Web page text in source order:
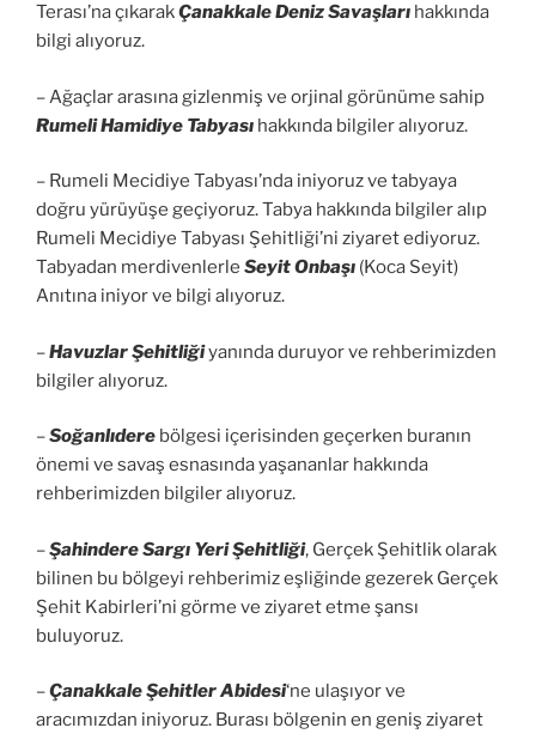
Terası’na çıkarakÇanakkale Deniz Savaşları hakkında
bilgi alıyoruz.
– Ağaçlar arasına gizlenmiş ve orjinal görünüme sahip
Rumeli Hamidiye Tabyası hakkında bilgiler alıyoruz.
– Rumeli Mecidiye Tabyası’nda iniyoruz ve tabyaya
doğru yürüyüşe geçiyoruz. Tabya hakkında bilgiler alıp
Rumeli Mecidiye Tabyası Şehitliği’ni ziyaret ediyoruz.
Tabyadan merdivenlerle Seyit Onbaşı (Koca Seyit)
Anıtına iniyor ve bilgi alıyoruz.
–Havuzlar Şehitliğiyanında duruyor ve rehberimizden
bilgiler alıyoruz.
–Soğanlıdere bölgesi içerisinden geçerken buranın
önemi ve savaş esnasında yaşananlar hakkında
rehberimizden bilgiler alıyoruz.
–Şahindere Sargı Yeri Şehitliği, Gerçek Şehitlik olarak
bilinen bu bölgeyi rehberimiz eşliğinde gezerek Gerçek
Şehit Kabirleri’ni görme ve ziyaret etme şansı
buluyoruz.
–Çanakkale Şehitler Abidesi‘ne ulaşıyor ve
aracımızdan iniyoruz. Burası bölgenin en geniş ziyaret